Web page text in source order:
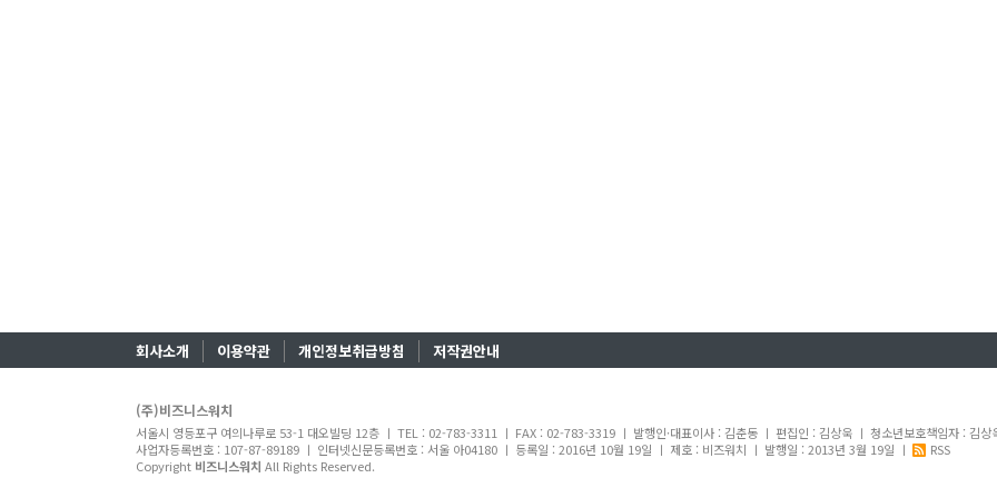
회사소개 이용약관 개인정보취급방침 저작권안내
(주)비즈니스워치
서울시 영등포구 여의나루로 53-1 대오빌딩 12층 ㅣ TEL : 02-783-3311 ㅣ FAX : 02-783-3319 ㅣ 발행인·대표이사 : 김춘동 ㅣ 편집인 : 김상욱 ㅣ 청소년보호책임자 : 김상
사업자등록번호 : 107-87-89189 ㅣ 인터넷신문등록번호 : 서울 아04180 ㅣ 등록일 : 2016년 10월 19일 ㅣ 제호 : 비즈워치 ㅣ 발행일 : 2013년 3월 19일 ㅣ
RSS
Copyright 비즈니스워치 All Rights Reserved.